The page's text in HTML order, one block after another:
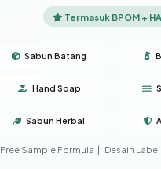
Termasuk BPOM +
Sabun Batang
Hand Soap
Sabun Herbal
Free Sample Formula | Desain